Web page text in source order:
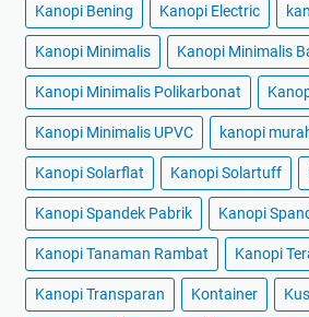
Kanopi Bening Kanopi Electric
Kanopi Minimalis Kanopi Minimalis
Kanopi Minimalis Polikarbonat
Kanopi Minimalis UPVC kanopi
Kanopi Solarflat Kanopi Solartuff
Kanopi Spandek Pabrik Kanopi
Kanopi Tanaman Rambat Kanopi
Kanopi Transparan Kontainer